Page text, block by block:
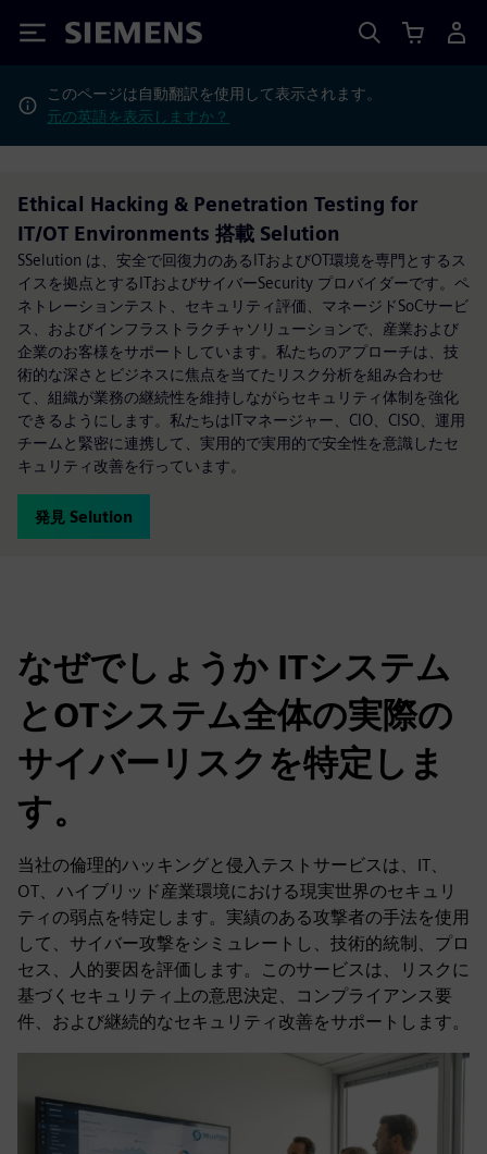
Siemens
このページは自動翻訳を使用して表示されます。
元の英語を表示しますか？
Ethical Hacking & Penetration Testing for
IT/OT Environments 搭載 Selution
SSelution は、安全で回復力のあるITおよびOT環境を専門とするス
イスを拠点とするITおよびサイバーSecurity プロバイダーです。ペ
ネトレーションテスト、セキュリティ評価、マネージドSoCサービ
ス、およびインフラストラクチャソリューションで、産業および
企業のお客様をサポートしています。私たちのアプローチは、技
術的な深さとビジネスに焦点を当てたリスク分析を組み合わせ
て、組織が業務の継続性を維持しながらセキュリティ体制を強化
できるようにします。私たちはITマネージャー、CIO、CISO、運用
チームと緊密に連携して、実用的で実用的で安全性を意識したセ
キュリティ改善を行っています。
発見 Selution
なぜでしょうか ITシステム
とOTシステム全体の実際の
サイバーリスクを特定しま
す。
当社の倫理的ハッキングと侵入テストサービスは、IT、
OT、ハイブリッド産業環境における現実世界のセキュリ
ティの弱点を特定します。実績のある攻撃者の手法を使用
して、サイバー攻撃をシミュレートし、技術的統制、プロ
セス、人的要因を評価します。このサービスは、リスクに
基づくセキュリティ上の意思決定、コンプライアンス要
件、および継続的なセキュリティ改善をサポートします。